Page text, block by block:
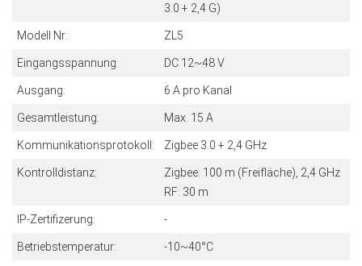
3.0 + 2,4 G)
Modell Nr.: ZL5
Eingangsspannung: DC 12~48 V
Ausgang: 6 A pro Kanal
Gesamtleistung: Max. 15 A
Kommunikationsprotokoll: Zigbee 3.0 + 2,4 GHz
Kontrolldistanz:
Zigbee: 100 m (Freifläche), 2,4 GHz
RF: 30 m
IP-Zertifizerung: -
Betriebstemperatur: -10~40°C